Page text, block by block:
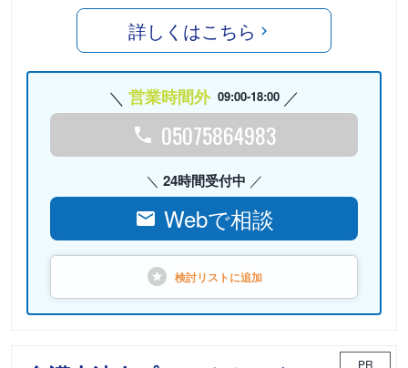
詳しくはこちら
営業時間外 09:00-18:00
05075864983
24時間受付中
Webで相談
検討リストに追加
PR